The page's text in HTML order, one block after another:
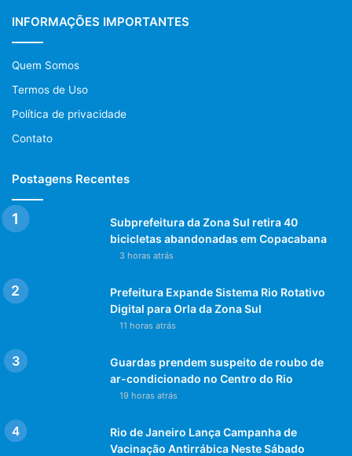
INFORMAÇÕES IMPORTANTES
Quem Somos
Termos de Uso
Política de privacidade
Contato
Postagens Recentes
Subprefeitura da Zona Sul retira 40
bicicletas abandonadas em Copacabana
3 horas atrás
Prefeitura Expande Sistema Rio Rotativo
Digital para Orla da Zona Sul
11 horas atrás
Guardas prendem suspeito de roubo de
ar-condicionado no Centro do Rio
19 horas atrás
Rio de Janeiro Lança Campanha de
Vacinação Antirrábica Neste Sábado